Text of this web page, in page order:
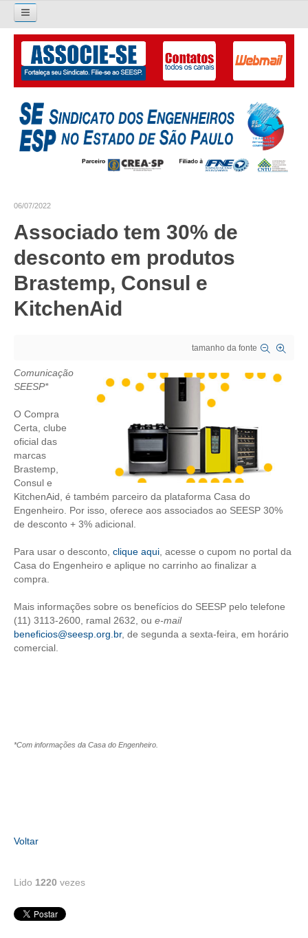
Pesquisar...
O SINDICATO
APRESENTAÇÃO
PALAVRA DO PRESIDENTE
SUBSEDES SINDICAIS
GALERIA EX-PRESIDENTES
ORGANOGRAMA
HISTÓRICO E ATUAÇÃO
COMPOSIÇÃO
CONSELHOS ASSESSORES
PERSONALIDADES DA TECNOLOGIA
NÚCLEO DA MULHER ENGENHEIRA
TRANSPARÊNCIA
JURÍDICO
CONSULTORIA
ACORDOS, CONVENÇÕES E DISSÍDIOS
CONTRIBUIÇÕES
LEGISLAÇÃO
LEI 6.496/1977 – ART
06/07/2022
Associado tem 30% de
desconto em produtos
Brastemp, Consul e
KitchenAid
tamanho da fonte
Comunicação
SEESP*
O Compra
Certa, clube
oficial das
marcas
Brastemp,
Consul e
KitchenAid, é também parceiro da plataforma Casa do
Engenheiro. Por isso, oferece aos associados ao SEESP 30%
de desconto + 3% adicional.
Para usar o desconto, clique aqui, acesse o cupom no portal da
Casa do Engenheiro e aplique no carrinho ao finalizar a
compra.
Mais informações sobre os benefícios do SEESP pelo telefone
(11) 3113-2600, ramal 2632, ou e-mail
beneficios@seesp.org.br, de segunda a sexta-feira, em horário
comercial.
*Com informações da Casa do Engenheiro.
Voltar
Lido 1220 vezes